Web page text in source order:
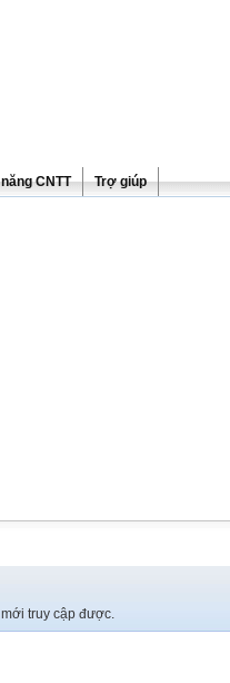
CNTT Trợ giúp
truy cập được.